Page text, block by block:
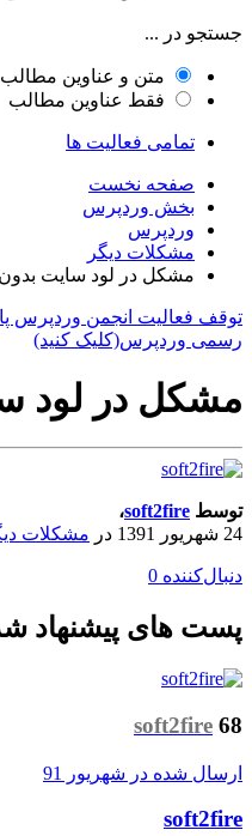
جستجو در ...
متن و عناوین مطالب
فقط عناوین مطالب
تمامی فعالیت ها
صفحه نخست
بخش وردپرس
وردپرس
مشکلات دیگر
مشکل در لود سایت بدون
توقف فعالیت انجمن وردپرس
رسمی وردپرس(کلیک کنید)
مشکل در لود
توسط soft2fire،
24 شهریور 1391
در مشکلات
دنبال‌کننده 0
پست های پیشنهاد
soft2fire 68
ارسال شده در شهریور 91
soft2fire